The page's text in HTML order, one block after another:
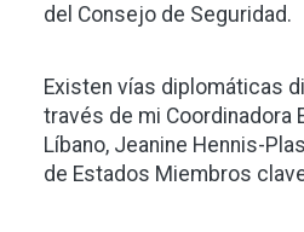
del Consejo de Seguridad.
Existen vías diplomáticas
través de mi Coordinadora
Líbano, Jeanine Hennis-
de Estados Miembros